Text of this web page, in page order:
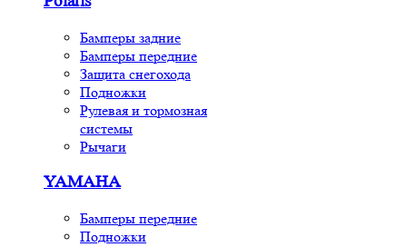
Бамперы задние
Бамперы передние
Защита снегохода
Подножки
Рулевая и тормозная
системы
Рычаги
YAMAHA
Бамперы передние
Подножки